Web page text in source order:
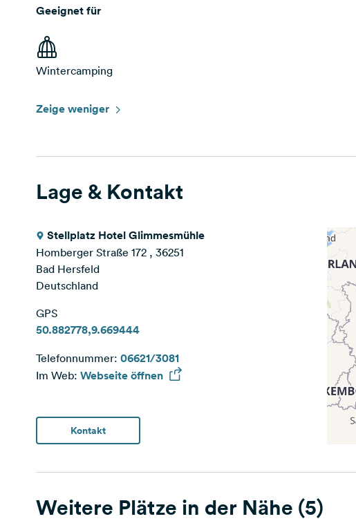
Geeignet für
Wintercamping
Zeige weniger
Lage & Kontakt
Stellplatz Hotel Glimmesmühle
Homberger Straße 172 , 36251
Bad Hersfeld
Deutschland
GPS
50.882778,9.669444
Telefonnummer: 06621/3081
Im Web: Webseite öffnen
Kontakt
Weitere Plätze in der Nähe (5)